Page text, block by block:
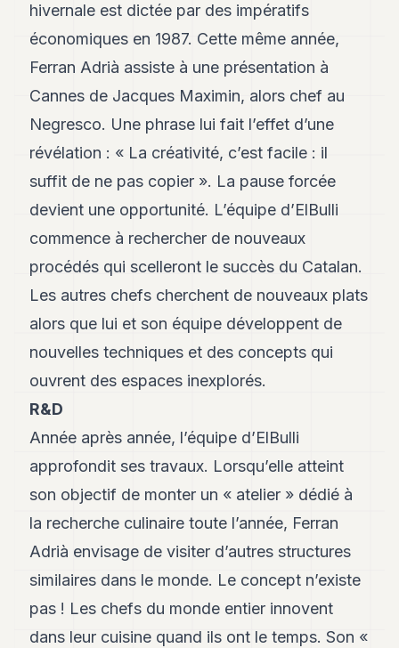
hivernale est dictée par des impératifs
économiques en 1987. Cette même année,
Ferran Adrià assiste à une présentation à
Cannes de Jacques Maximin, alors chef au
Negresco. Une phrase lui fait l’effet d’une
révélation : « La créativité, c’est facile : il
suffit de ne pas copier ». La pause forcée
devient une opportunité. L’équipe d’ElBulli
commence à rechercher de nouveaux
procédés qui scelleront le succès du Catalan.
Les autres chefs cherchent de nouveaux plats
alors que lui et son équipe développent de
nouvelles techniques et des concepts qui
ouvrent des espaces inexplorés.
R&D
Année après année, l’équipe d’ElBulli
approfondit ses travaux. Lorsqu’elle atteint
son objectif de monter un « atelier » dédié à
la recherche culinaire toute l’année, Ferran
Adrià envisage de visiter d’autres structures
similaires dans le monde. Le concept n’existe
pas ! Les chefs du monde entier innovent
dans leur cuisine quand ils ont le temps. Son «